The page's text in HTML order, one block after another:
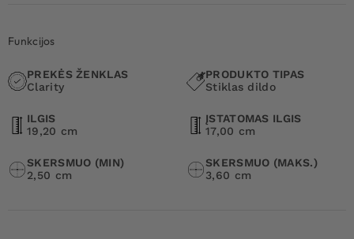
Funkcijos
PREKĖS ŽENKLAS
Clarity
PRODUKTO TIPAS
Stiklas dildo
ILGIS
19,20 cm
ĮSTATOMAS ILGIS
17,00 cm
SKERSMUO (MIN)
2,50 cm
SKERSMUO (MAKS.)
3,60 cm